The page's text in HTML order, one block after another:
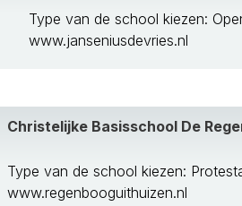
Type van de school kiezen:
www.janseniusdevries.nl
Christelijke Basisschool De
Type van de school kiezen:
www.regenbooguithuizen.nl